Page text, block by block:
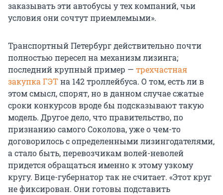
заказывать эти автобусы у тех компаний, чьи
условия они сочтут приемлемыми».
Транспортный Петербург действительно почти
полностью пересел на механизм лизинга;
последний крупный пример — трехчастная
закупка ГЭТна 142 троллейбуса. О том, есть ли в
этом смысл, спорят, но в данном случае сжатые
сроки конкурсов вроде бы подсказывают такую
модель. Другое дело, что правительство, по
признанию самого Соколова, уже о чем-то
договорилось с определенными лизингодателями,
а стало быть, перевозчикам волей-неволей
придется обращаться именно к этому узкому
кругу. Вице-губернатор так не считает. «Этот круг
не фиксирован. Они готовы подставить